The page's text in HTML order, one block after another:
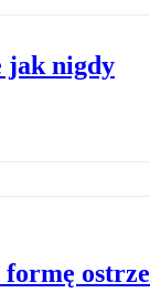
jak nigdy